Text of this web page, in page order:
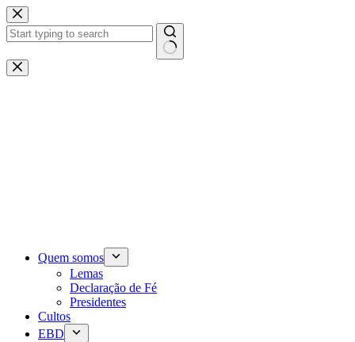
Pular
para
o
Sem
resultados
Quem somos
Lemas
Declaração de Fé
Presidentes
Cultos
EBD